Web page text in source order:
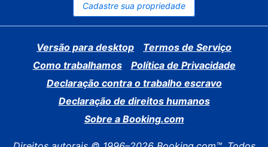
Cadastre sua propriedade
Versão para desktop
Termos de Serviço
Como trabalhamos
Política de Privacidade
Declaração contra o trabalho escravo
Declaração de direitos humanos
Sobre a Booking.com